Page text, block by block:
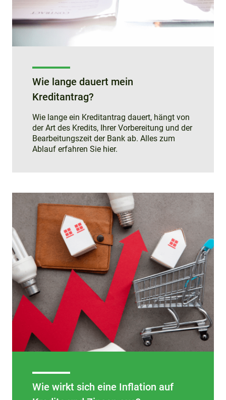
Wie lange dauert mein
Kreditantrag?
Wie lange ein Kreditantrag dauert, hängt von
der Art des Kredits, Ihrer Vorbereitung und der
Bearbeitungszeit der Bank ab. Alles zum
Ablauf erfahren Sie hier.
Wie wirkt sich eine Inflation auf